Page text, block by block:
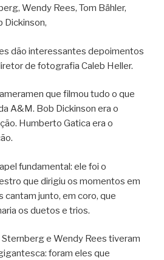
Wendy Rees, Tom Bähler,
Dickinson,
dão interessantes depoimentos
de fotografia Caleb Heller.
que filmou tudo o que
A&M. Bob Dickinson era o
Humberto Gatica era o
fundamental: ele foi o
que dirigiu os momentos em
cantam junto, em coro, que
os duetos e trios.
e Wendy Rees tiveram
foram eles que